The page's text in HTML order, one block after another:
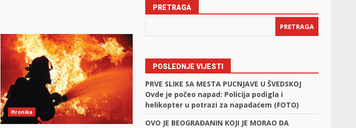
Hronika
PRETRAGA
PRETRAGA
POSLEDNJE VIJESTI
PRVE SLIKE SA MESTA PUCNJAVE U ŠVEDSKOJ
Ovde je počeo napad: Policija podigla i
helikopter u potrazi za napadaćem (FOTO)
OVO JE BEOGRAĐANIN KOJI JE MORAO DA